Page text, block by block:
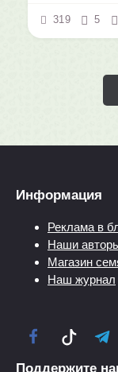
319 5
Информация
Реклама в
Наши
Магазин
Наш журнал
Поддержите